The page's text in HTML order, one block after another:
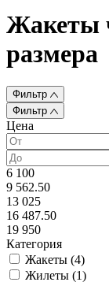
Жакеты
размера
Фильтр
Фильтр
Цена
6 100
9 562.50
13 025
16 487.50
19 950
Категория
Жакеты (4)
Жилеты (1)